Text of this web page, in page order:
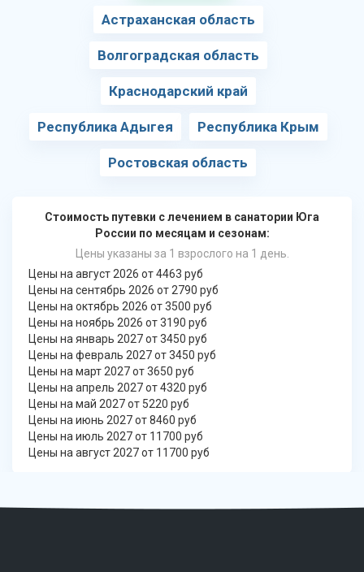
Астраханская область
Волгоградская область
Краснодарский край
Республика Адыгея Республика Крым
Ростовская область
Стоимость путевки с лечением в санатории Юга
России по месяцам и сезонам:
Цены указаны за 1 взрослого на 1 день.
Цены на август 2026 от 4463 руб
Цены на сентябрь 2026 от 2790 руб
Цены на октябрь 2026 от 3500 руб
Цены на ноябрь 2026 от 3190 руб
Цены на январь 2027 от 3450 руб
Цены на февраль 2027 от 3450 руб
Цены на март 2027 от 3650 руб
Цены на апрель 2027 от 4320 руб
Цены на май 2027 от 5220 руб
Цены на июнь 2027 от 8460 руб
Цены на июль 2027 от 11700 руб
Цены на август 2027 от 11700 руб